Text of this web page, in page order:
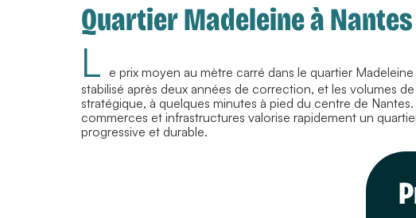
Quartier Madeleine à
L e prix moyen au mètre carré dans le quartier
stabilisé après deux années de correction, et les volumes
stratégique, à quelques minutes à pied du centre de
commerces et infrastructures valorise rapidement un
progressive et durable.